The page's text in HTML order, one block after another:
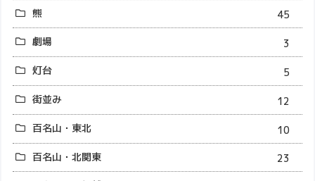
熊
45
劇場
3
灯台
5
街並み
12
百名山・東北
10
百名山・北関東
23